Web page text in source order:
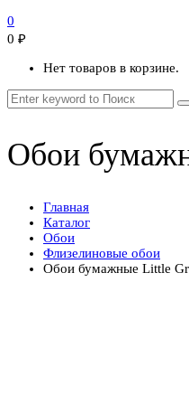
0
0 ₽
Нет товаров в корзине.
Обои
Главная
Каталог
Обои
Флизелиновые обои
Обои бумажные Little